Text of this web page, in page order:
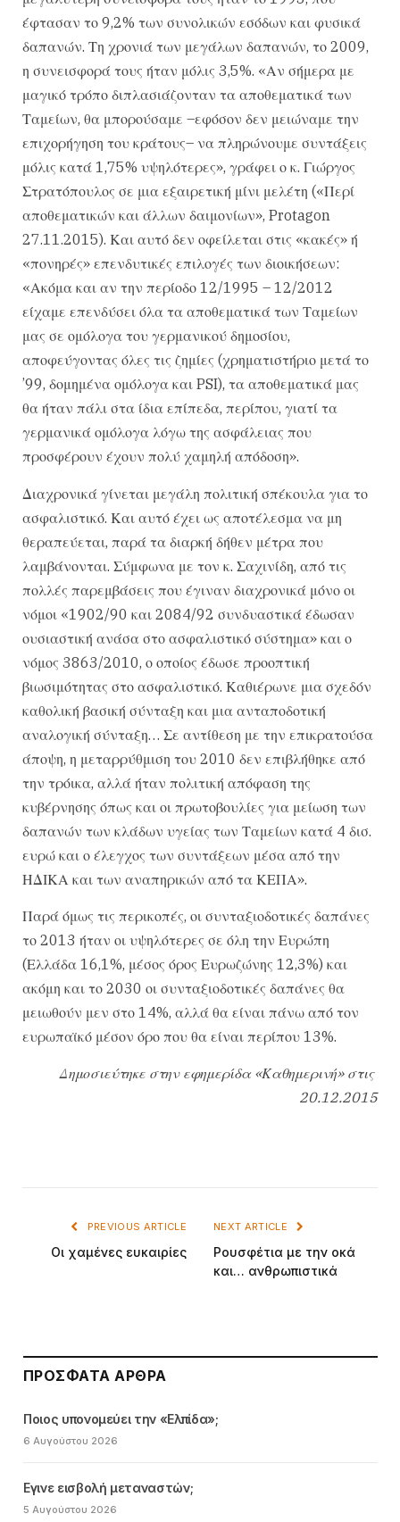
έφτασαν το 9,2% των συνολικών εσόδων και φυσικά
δαπανών. Τη χρονιά των μεγάλων δαπανών, το 2009,
η συνεισφορά τους ήταν μόλις 3,5%. «Αν σήμερα με
μαγικό τρόπο διπλασιάζονταν τα αποθεματικά των
Ταμείων, θα μπορούσαμε –εφόσον δεν μειώναμε την
επιχορήγηση του κράτους– να πληρώνουμε συντάξεις
μόλις κατά 1,75% υψηλότερες», γράφει ο κ. Γιώργος
Στρατόπουλος σε μια εξαιρετική μίνι μελέτη («Περί
αποθεματικών και άλλων δαιμονίων», Protagon
27.11.2015). Και αυτό δεν οφείλεται στις «κακές» ή
«πονηρές» επενδυτικές επιλογές των διοικήσεων:
«Ακόμα και αν την περίοδο 12/1995 – 12/2012
είχαμε επενδύσει όλα τα αποθεματικά των Ταμείων
μας σε ομόλογα του γερμανικού δημοσίου,
αποφεύγοντας όλες τις ζημίες (χρηματιστήριο μετά το
’99, δομημένα ομόλογα και PSI), τα αποθεματικά μας
θα ήταν πάλι στα ίδια επίπεδα, περίπου, γιατί τα
γερμανικά ομόλογα λόγω της ασφάλειας που
προσφέρουν έχουν πολύ χαμηλή απόδοση».
Διαχρονικά γίνεται μεγάλη πολιτική σπέκουλα για το
ασφαλιστικό. Και αυτό έχει ως αποτέλεσμα να μη
θεραπεύεται, παρά τα διαρκή δήθεν μέτρα που
λαμβάνονται. Σύμφωνα με τον κ. Σαχινίδη, από τις
πολλές παρεμβάσεις που έγιναν διαχρονικά μόνο οι
νόμοι «1902/90 και 2084/92 συνδυαστικά έδωσαν
ουσιαστική ανάσα στο ασφαλιστικό σύστημα» και ο
νόμος 3863/2010, ο οποίος έδωσε προοπτική
βιωσιμότητας στο ασφαλιστικό. Καθιέρωνε μια σχεδόν
καθολική βασική σύνταξη και μια ανταποδοτική
αναλογική σύνταξη… Σε αντίθεση με την επικρατούσα
άποψη, η μεταρρύθμιση του 2010 δεν επιβλήθηκε από
την τρόικα, αλλά ήταν πολιτική απόφαση της
κυβέρνησης όπως και οι πρωτοβουλίες για μείωση των
δαπανών των κλάδων υγείας των Ταμείων κατά 4 δισ.
ευρώ και ο έλεγχος των συντάξεων μέσα από την
ΗΔΙΚΑ και των αναπηρικών από τα ΚΕΠΑ».
Παρά όμως τις περικοπές, οι συνταξιοδοτικές δαπάνες
το 2013 ήταν οι υψηλότερες σε όλη την Ευρώπη
(Ελλάδα 16,1%, μέσος όρος Ευρωζώνης 12,3%) και
ακόμη και το 2030 οι συνταξιοδοτικές δαπάνες θα
μειωθούν μεν στο 14%, αλλά θα είναι πάνω από τον
ευρωπαϊκό μέσον όρο που θα είναι περίπου 13%.
Δημοσιεύτηκε στην εφημερίδα «Καθημερινή» στις
20.12.2015
PREVIOUS ARTICLE
Οι χαμένες ευκαιρίες
NEXT ARTICLE
Ρουσφέτια με την οκά
και… ανθρωπιστικά
ΠΡΌΣΦΑΤΑ ΆΡΘΡΑ
Ποιος υπονομεύει την «Ελπίδα»;
6 Αυγούστου 2026
Εγινε εισβολή μεταναστών;
5 Αυγούστου 2026